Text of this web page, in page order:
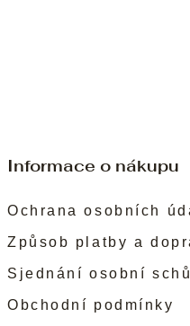
Informace o nákupu
Ochrana osobních
Způsob platby a
Sjednání osobní
Obchodní podmínky